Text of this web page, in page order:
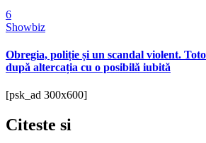
6
Showbiz
Obregia, poliție și un scandal violent.
după altercația cu o posibilă iubită
[psk_ad 300x600]
Citeste si